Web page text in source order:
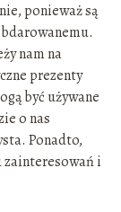
ponieważ są
nam na
prezenty
być używane
o nas
Ponadto,
zainteresowań i